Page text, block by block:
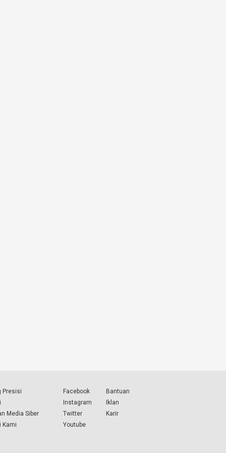
Presisi
Media Siber
Kami
Facebook
Instagram
Twitter
Youtube
Bantuan
Iklan
Karir